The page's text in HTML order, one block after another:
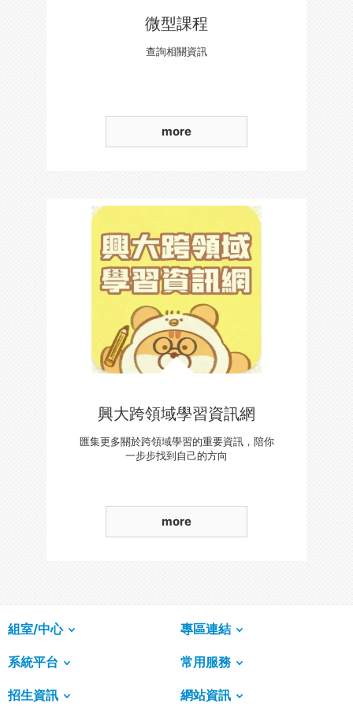
微型課程
查詢相關資訊
more
興大跨領域學習資訊網
匯集更多關於跨領域學習的重要資訊，陪你
一步步找到自己的方向
more
組室/中心 專區連結
系統平台 常用服務
招生資訊 網站資訊